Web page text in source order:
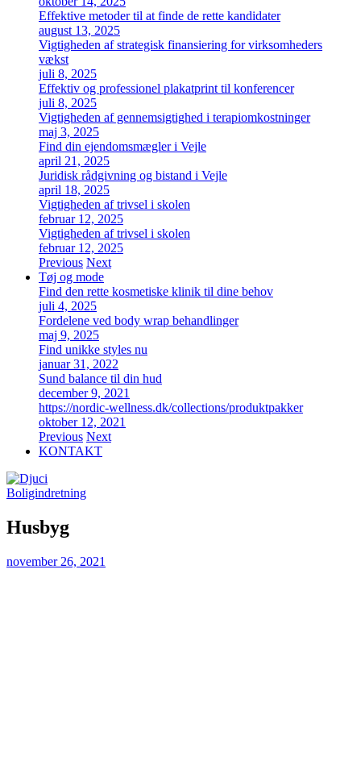
Effektive metoder til at finde de rette kandidater
august 13, 2025
Vigtigheden af strategisk finansiering for virksomheders
vækst
juli 8, 2025
Effektiv og professionel plakatprint til konferencer
juli 8, 2025
Vigtigheden af gennemsigtighed i terapiomkostninger
maj 3, 2025
Find din ejendomsmægler i Vejle
april 21, 2025
Juridisk rådgivning og bistand i Vejle
april 18, 2025
Vigtigheden af trivsel i skolen
februar 12, 2025
Vigtigheden af trivsel i skolen
februar 12, 2025
Previous Next
Tøj og mode
Find den rette kosmetiske klinik til dine behov
juli 4, 2025
Fordelene ved body wrap behandlinger
maj 9, 2025
Find unikke styles nu
januar 31, 2022
Sund balance til din hud
december 9, 2021
https://nordic-wellness.dk/collections/produktpakker
oktober 12, 2021
Previous Next
KONTAKT
Boligindretning
Husbyg
november 26, 2021